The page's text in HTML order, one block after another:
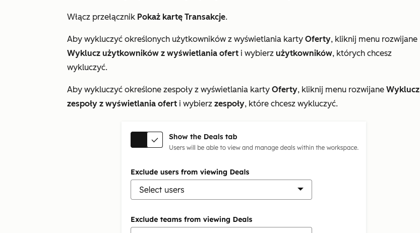
Włącz przełącznik Pokaż kartę Transakcje.
Aby wykluczyć określonych użytkowników z wyświetlania karty Oferty, kliknij menu rozwijane
Wyklucz użytkowników z wyświetlania ofert i wybierz użytkowników, których chcesz
wykluczyć.
Aby wykluczyć określone zespoły z wyświetlania karty Oferty, kliknij menu rozwijane Wyklucz
zespoły z wyświetlania ofert i wybierz zespoły, które chcesz wykluczyć.